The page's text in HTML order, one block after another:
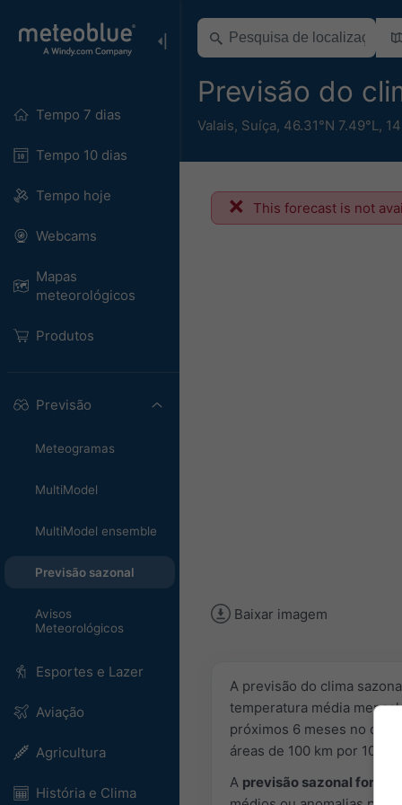
Tempo 7 dias
Tempo 10 dias
Tempo hoje
Webcams
Mapas
meteorológicos
Produtos
Previsão
Meteogramas
MultiModel
MultiModel ensemble
Previsão sazonal
Avisos
Meteorológicos
Esportes e Lazer
Aviação
Agricultura
História e Clima
Previsão do
Valais, Suíça, 46.31°N 7.49°L,
This forecast is not
Baixar imagem
A previsão do clima
temperatura média
próximos 6 meses no
áreas de 100 km por 100
A previsão sazonal